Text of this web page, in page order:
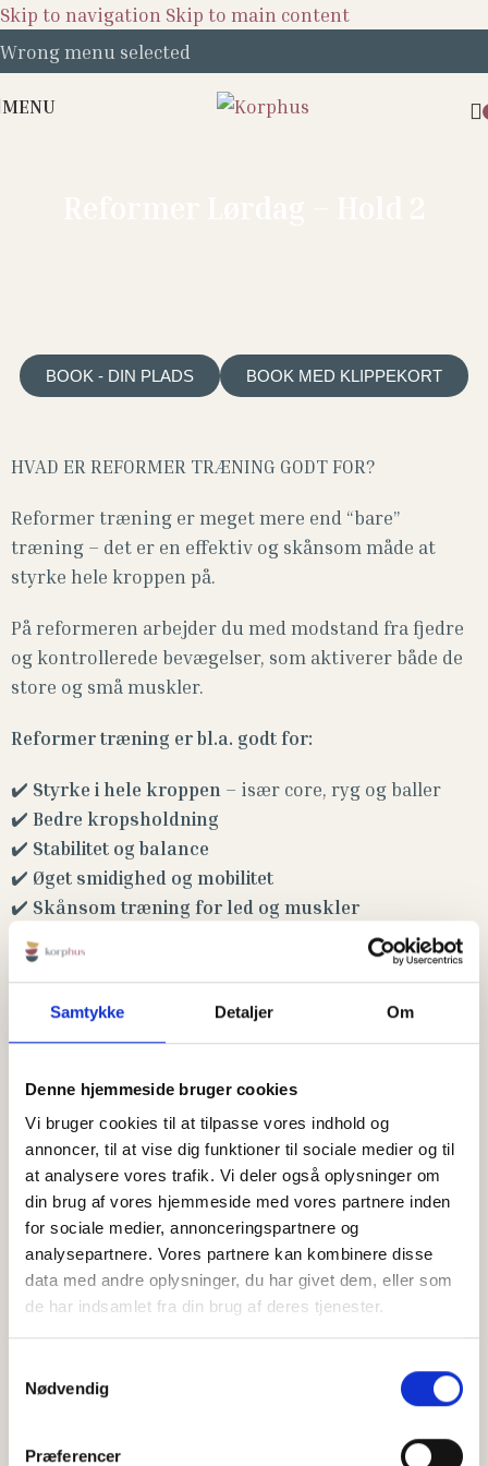
Samtykke Detaljer Om
Denne hjemmeside bruger cookies
Vi bruger cookies til at tilpasse vores indhold og
annoncer, til at vise dig funktioner til sociale medier og til
at analysere vores trafik. Vi deler også oplysninger om
din brug af vores hjemmeside med vores partnere inden
for sociale medier, annonceringspartnere og
analysepartnere. Vores partnere kan kombinere disse
data med andre oplysninger, du har givet dem, eller som
de har indsamlet fra din brug af deres tjenester.
Nødvendig
Præferencer
Skip to navigation Skip to main content
Wrong menu selected
MENU
BOOK - DIN PLADS BOOK MED KLIPPEKORT
HVAD ER REFORMER TRÆNING GODT FOR?
Reformer træning er meget mere end “bare”
træning – det er en effektiv og skånsom måde at
styrke hele kroppen på.
På reformeren arbejder du med modstand fra fjedre
og kontrollerede bevægelser, som aktiverer både de
store og små muskler.
Reformer træning er bl.a. godt for:
✔️ Styrke i hele kroppen – især core, ryg og baller
✔️ Bedre kropsholdning
✔️ Stabilitet og balance
✔️ Øget smidighed og mobilitet
✔️ Skånsom træning for led og muskler
✔️Forebyggelse af skader
Træningen kan tilpasses alle niveauer – uanset om
du er nybegynder eller vant til at træne.
bevægelserne er i fokus, og hvor du virkelig kan
mærke din krop arbejde.
Har du lyst til at prøve reformer? Så kom og vær med
– vi glæder os til at se dig!
BOOK DIN PLADS BOOK MED KLIPPEKORT
15. august 2026
Læs mere